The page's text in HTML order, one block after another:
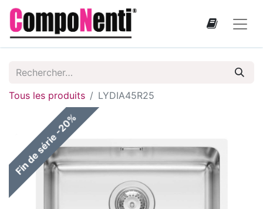
Tous les produits LYDIA45R25
Fin de série -20%